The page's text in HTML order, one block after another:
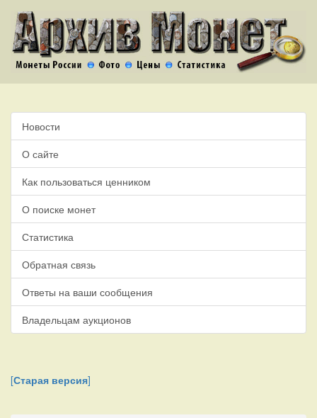
Новости
О сайте
Как пользоваться ценником
О поиске монет
Статистика
Обратная связь
Ответы на ваши сообщения
Владельцам аукционов
[Старая версия]